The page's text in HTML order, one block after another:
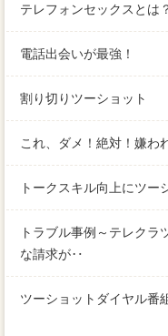
テレフォンセックスとは
電話出会いが最強！
割り切りツーショット
これ、ダメ！絶対！嫌わ
トークスキル向上にツー
トラブル事例～テレクラ
な請求が‥
ツーショットダイヤル番